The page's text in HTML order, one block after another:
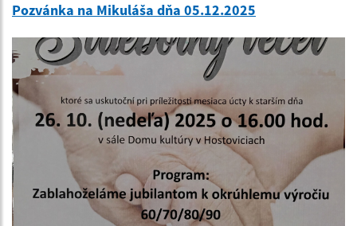
Pozvánka na Mikuláša dňa 05.12.2025